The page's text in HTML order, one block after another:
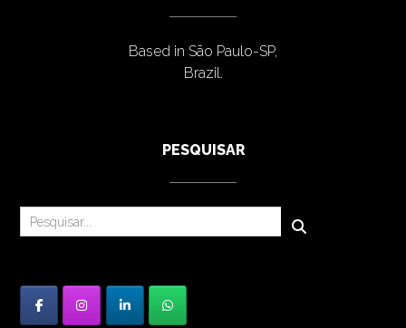
Based in São Paulo-SP,
Brazil.
PESQUISAR